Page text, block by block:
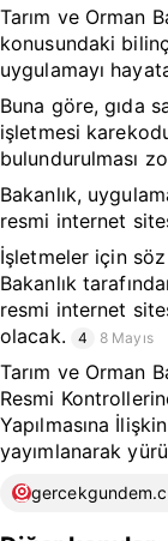
Tarım ve Orman
konusundaki
uygulamayı
Buna göre, gıda
işletmesi
bulundurulması
Bakanlık,
resmi internet
İşletmeler için
Bakanlık
resmi internet
olacak.
4 8 Mayıs
Tarım ve Orman
Resmi
Yapılmasına
yayımlanarak